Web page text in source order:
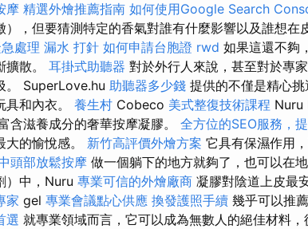
摩 精選外燴推薦指南 如何使用Google Search
），但要猜測特定的香氣對誰有什麼影響以及誰想在
處理 漏水 打針 如何申請台胞證 rwd 如果這還不夠
擴散。 耳掛式助聽器 對於外行人來說，甚至對於專
。 SuperLove.hu 助聽器多少錢 提供的不僅是精心
具和內衣。 養生村 Cobeco 美式整復技術課程 Nuru
含滋養成分的奢華按摩凝膠。 全方位的SEO服務，
大的愉悅感。 新竹高評價外燴方案 它具有保濕作用
頭部放鬆按摩 做一個躺下的地方就夠了，也可以在
）中，Nuru 專業可信的外燴廠商 凝膠對陰道上皮最
家 gel 專業會議點心供應 換發護照手續 幾乎可以推
選 就專業領域而言，它可以成為無數人的絕佳材料，